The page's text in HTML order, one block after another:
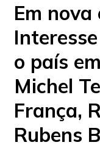
Em
o país
Michel
França,
Rubens